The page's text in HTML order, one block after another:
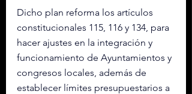
Dicho plan reforma los artículos
constitucionales 115, 116 y 134, para
hacer ajustes en la integración y
funcionamiento de Ayuntamientos y
congresos locales, además de
establecer límites presupuestarios a